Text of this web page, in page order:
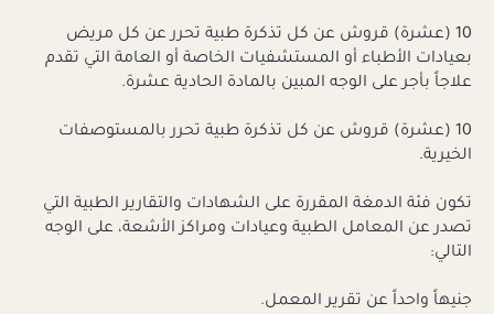
10 (عشرة) قروش عن كل تذكرة طبية تحرر عن كل مريض
بعيادات الأطباء أو المستشفيات الخاصة أو العامة التي تقدم
علاجاً بأجر على الوجه المبين بالمادة الحادية عشرة.
10 (عشرة) قروش عن كل تذكرة طبية تحرر بالمستوصفات
الخيرية.
تكون فئة الدمغة المقررة على الشهادات والتقارير الطبية التي
تصدر عن المعامل الطبية وعيادات ومراكز الأشعة، على الوجه
التالي:
جنيهاً واحداً عن تقرير المعمل.